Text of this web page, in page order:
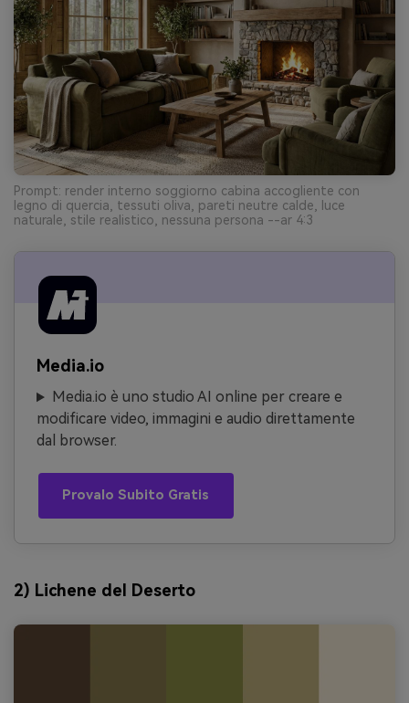
Prompt: render interno soggiorno cabina accogliente con
legno di quercia, tessuti oliva, pareti neutre calde, luce
naturale, stile realistico, nessuna persona --ar 4:3
Media.io
Media.io è uno studio AI online per creare e
modificare video, immagini e audio direttamente
dal browser.
Provalo Subito Gratis
2) Lichene del Deserto